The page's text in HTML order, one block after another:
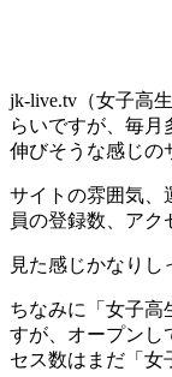
jk-live.tv（女子高
らいですが、毎月
伸びそうな感じの
サイトの雰囲気、
員の登録数、アク
見た感じかなりし
ちなみに「女子高
すが、オープンし
セス数はまだ「女